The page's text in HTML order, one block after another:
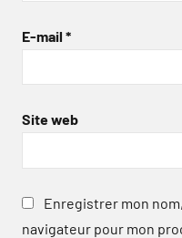
E-mail *
Site web
Enregistrer mon
navigateur pour mon